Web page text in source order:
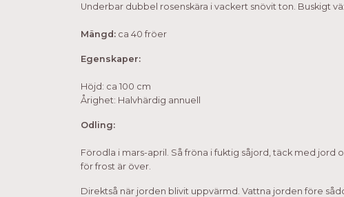
Underbar dubbel rosenskära i vackert snövit ton. Buskigt
Mängd: ca 40 fröer
Egenskaper:
Höjd: ca 100 cm
Årighet: Halvhärdig annuell
Odling:
Förodla i mars-april. Så fröna i fuktig såjord, täck med
för frost är över.
Direktså när jorden blivit uppvärmd. Vattna jorden före